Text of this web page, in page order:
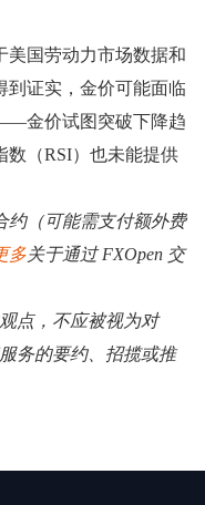
美国劳动力市场数据和
到证实，金价可能面临
金价试图突破下降趋
数（RSI）也未能提供
约（可能需支付额外费
多关于通过 FXOpen 交
点，不应被视为对
务的要约、招揽或推